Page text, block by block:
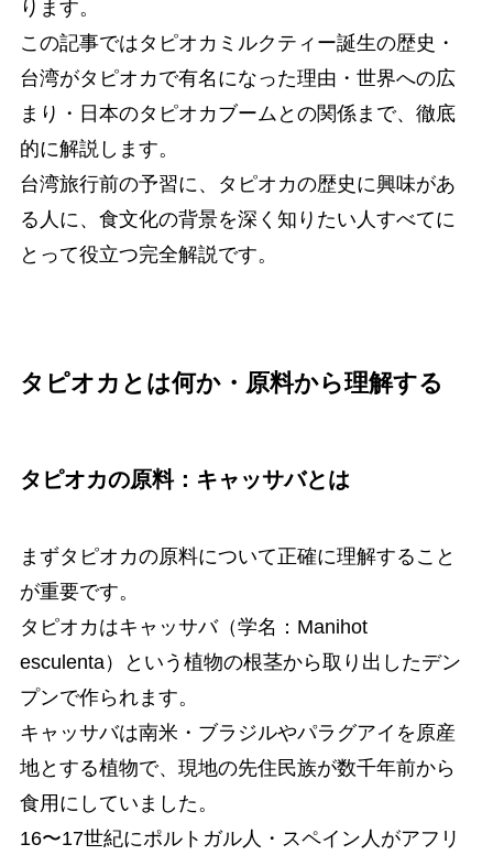
ります。
この記事ではタピオカミルクティー誕生の歴史・
台湾がタピオカで有名になった理由・世界への広
まり・日本のタピオカブームとの関係まで、徹底
的に解説します。
台湾旅行前の予習に、タピオカの歴史に興味があ
る人に、食文化の背景を深く知りたい人すべてに
とって役立つ完全解説です。
タピオカとは何か・原料から理解する
タピオカの原料：キャッサバとは
まずタピオカの原料について正確に理解すること
が重要です。
タピオカはキャッサバ（学名：Manihot
esculenta）という植物の根茎から取り出したデン
プンで作られます。
キャッサバは南米・ブラジルやパラグアイを原産
地とする植物で、現地の先住民族が数千年前から
食用にしていました。
16〜17世紀にポルトガル人・スペイン人がアフリ